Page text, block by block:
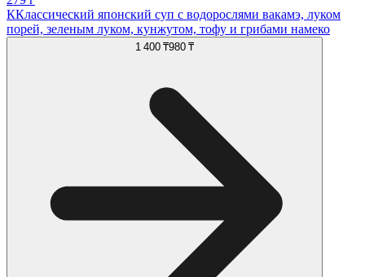
ККлассический японский суп с водорослями вакамэ, луком
порей, зеленым луком, кунжутом, тофу и грибами намеко
1 400 ₸980 ₸